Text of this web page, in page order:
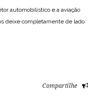
automobilístico e a aviação
deixe completamente de lado
Compartilhe